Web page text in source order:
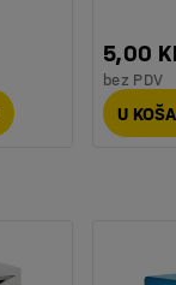
5,00
bez PDV
U